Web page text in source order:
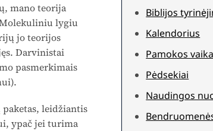
mano teorija
Molekuliniu lygiu
jo teorijos
Darvinistai
pasmerkimais
leidžiantis
ypač jei turima
Biblijos
Kalendorius
Pamokos
Pėdsekiai
Naudingos